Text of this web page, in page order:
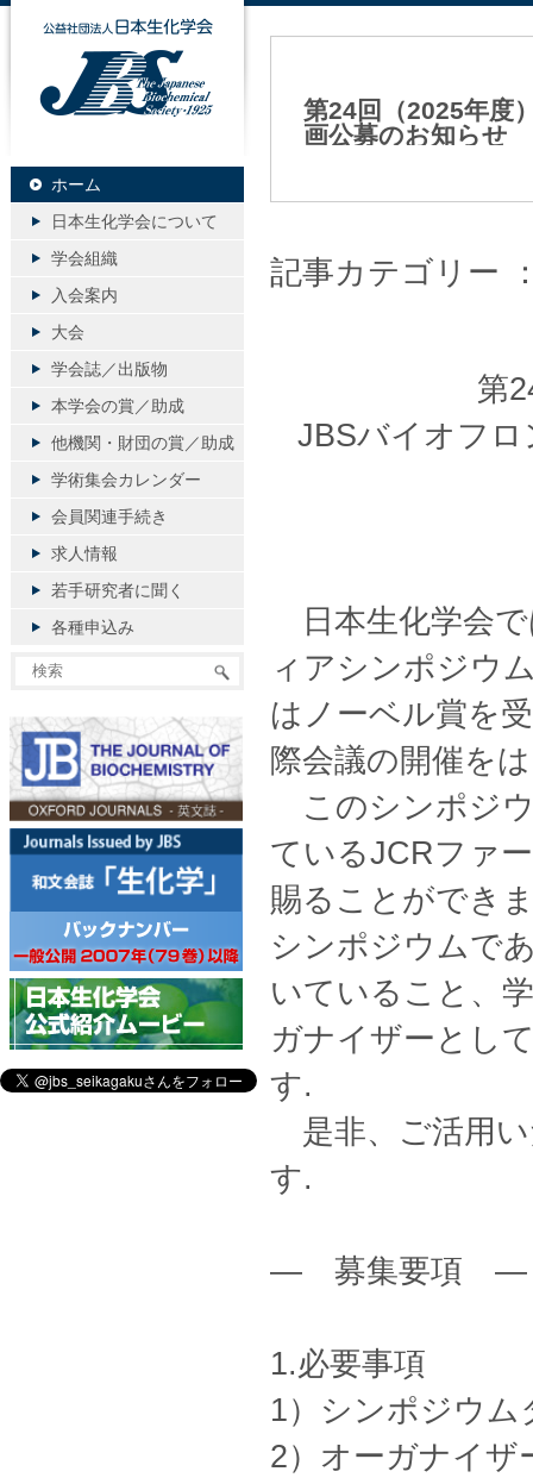
第24回（2025年度
画公募のお知らせ
記事カテゴリー
第
JBSバイオフ
日本生化学会で
ィアシンポジウ
はノーベル賞を
際会議の開催を
このシンポジ
ているJCRファ
賜ることができ
シンポジウムで
いていること、
ガナイザーとし
す.
是非、ご活用
す.
― 募集要項 ―
1.必要事項
1）シンポジウム
2）オーガナイザ
公益社団法人日本生化学会
ホーム
日本生化学会について
学会組織
入会案内
大会
学会誌／出版物
本学会の賞／助成
他機関・財団の賞／助成
学術集会カレンダー
会員関連手続き
求人情報
若手研究者に聞く
各種申込み